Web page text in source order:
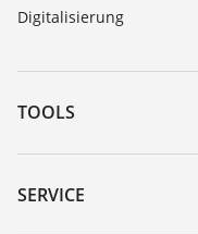
Digitalisierung
TOOLS
Download-Center
Gerätesuche
SERVICE